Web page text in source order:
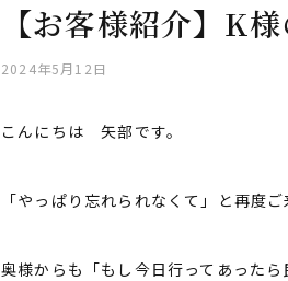
【お客様紹介】K
2024年5月12日
こんにちは 矢部です。
「やっぱり忘れられなくて」と再度ご
奥様からも「もし今日行ってあったら